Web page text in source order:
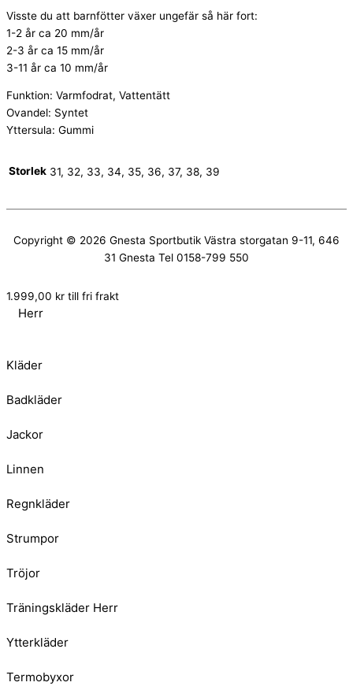
Visste du att barnfötter växer ungefär så här fort:
1-2 år ca 20 mm/år
2-3 år ca 15 mm/år
3-11 år ca 10 mm/år
Funktion: Varmfodrat, Vattentätt
Ovandel: Syntet
Yttersula: Gummi
Storlek 31, 32, 33, 34, 35, 36, 37, 38, 39
Copyright © 2026 Gnesta Sportbutik Västra storgatan 9-11, 646
31 Gnesta Tel 0158-799 550
1.999,00 kr till fri frakt
Herr
Kläder
Badkläder
Jackor
Linnen
Regnkläder
Strumpor
Tröjor
Träningskläder Herr
Ytterkläder
Termobyxor